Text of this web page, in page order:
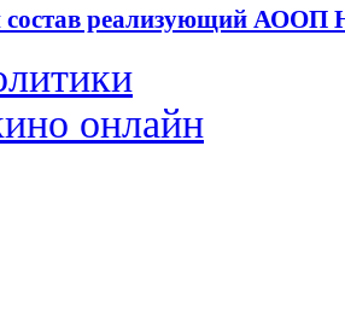
состав реализующий
онлайн